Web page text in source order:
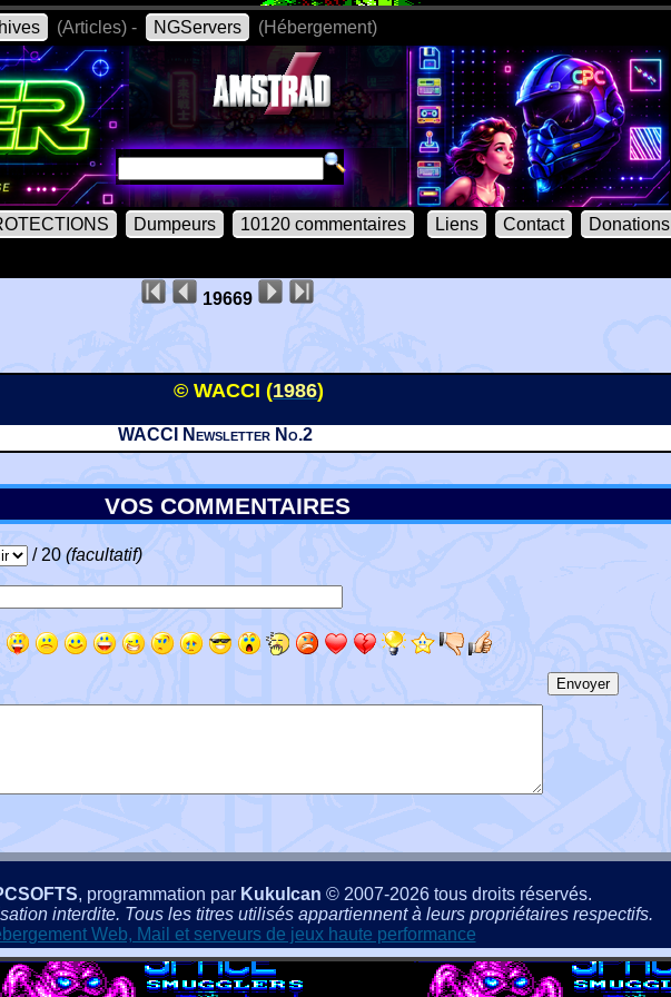
(Articles) - NGServers (Hébergement)
Dumpeurs 10120 commentaires Liens Contact Donations
19669
© WACCI (1986)
WACCI Newsletter No.2
VOS COMMENTAIRES
/ 20 (facultatif)
, programmation par Kukulcan © 2007-2026 tous droits réservés.
interdite. Tous les titres utilisés appartiennent à leurs propriétaires respectifs.
Web, Mail et serveurs de jeux haute performance